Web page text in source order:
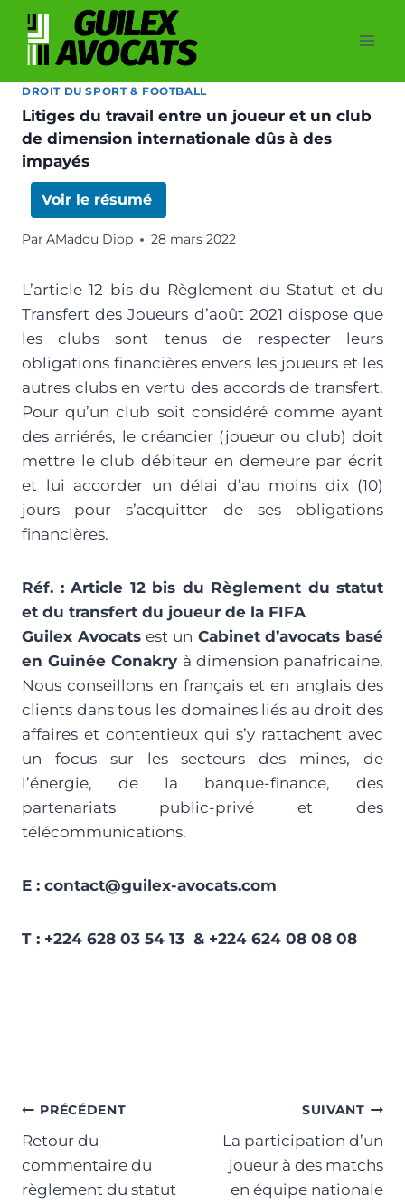
DROIT DU SPORT & FOOTBALL
Litiges du travail entre un joueur et un club
de dimension internationale dûs à des
impayés
Voir le résumé
Par AMadou Diop 28 mars 2022
L’article 12 bis du Règlement du Statut et du
Transfert des Joueurs d’août 2021 dispose que
les clubs sont tenus de respecter leurs
obligations financières envers les joueurs et les
autres clubs en vertu des accords de transfert.
Pour qu’un club soit considéré comme ayant
des arriérés, le créancier (joueur ou club) doit
mettre le club débiteur en demeure par écrit
et lui accorder un délai d’au moins dix (10)
jours pour s’acquitter de ses obligations
financières.
Réf. : Article 12 bis du Règlement du statut
et du transfert du joueur de la FIFA
Guilex Avocatsest un Cabinet d’avocats basé
en Guinée Conakry à dimension panafricaine.
Nous conseillons en français et en anglais des
clients dans tous les domaines liés au droit des
affaires et contentieux qui s’y rattachent avec
un focus sur les secteurs des mines, de
l’énergie, de la banque-finance, des
partenariats public-privé et des
télécommunications.
E : contact@guilex-avocats.com
T : +224 628 03 54 13 & +224 624 08 08 08
PRÉCÉDENT
Retour du
commentaire du
règlement du statut
SUIVANT
La participation d’un
joueur à des matchs
en équipe nationale